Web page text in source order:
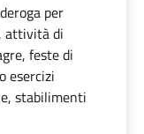
per
attività di
feste di
esercizi
stabilimenti